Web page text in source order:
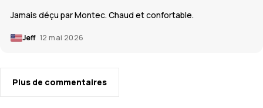
Jamais déçu par Montec. Chaud et confortable.
Jeff 12 mai 2026
Plus de commentaires